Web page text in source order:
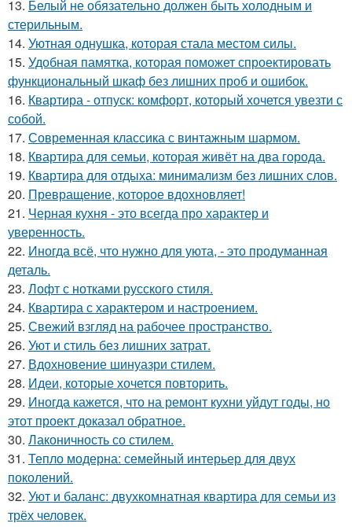
13. Белый не обязательно должен быть холодным и
стерильным.
14. Уютная однушка, которая стала местом силы.
15. Удобная памятка, которая поможет спроектировать
функциональный шкаф без лишних проб и ошибок.
16. Квартира - отпуск: комфорт, который хочется увезти с
собой.
17. Современная классика с винтажным шармом.
18. Квартира для семьи, которая живёт на два города.
19. Квартира для отдыха: минимализм без лишних слов.
20. Превращение, которое вдохновляет!
21. Черная кухня - это всегда про характер и
уверенность.
22. Иногда всё, что нужно для уюта, - это продуманная
деталь.
23. Лофт с нотками русского стиля.
24. Квартира с характером и настроением.
25. Свежий взгляд на рабочее пространство.
26. Уют и стиль без лишних затрат.
27. Вдохновение шинуазри стилем.
28. Идеи, которые хочется повторить.
29. Иногда кажется, что на ремонт кухни уйдут годы, но
этот проект доказал обратное.
30. Лаконичность со стилем.
31. Тепло модерна: семейный интерьер для двух
поколений.
32. Уют и баланс: двухкомнатная квартира для семьи из
трёх человек.